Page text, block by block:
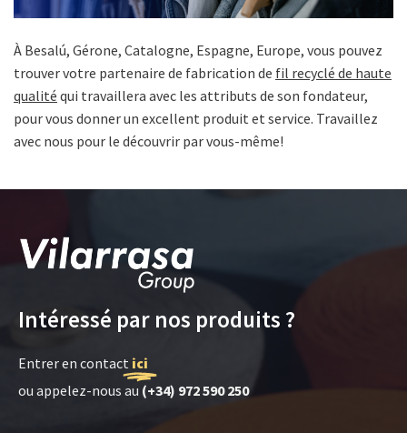
À Besalú, Gérone, Catalogne, Espagne, Europe, vous pouvez
trouver votre partenaire de fabrication de fil recyclé de haute
qualité qui travaillera avec les attributs de son fondateur,
pour vous donner un excellent produit et service. Travaillez
avec nous pour le découvrir par vous-même!
Intéressé par nos produits ?
Entrer en contact ici
ou appelez-nous au (+34) 972 590 250